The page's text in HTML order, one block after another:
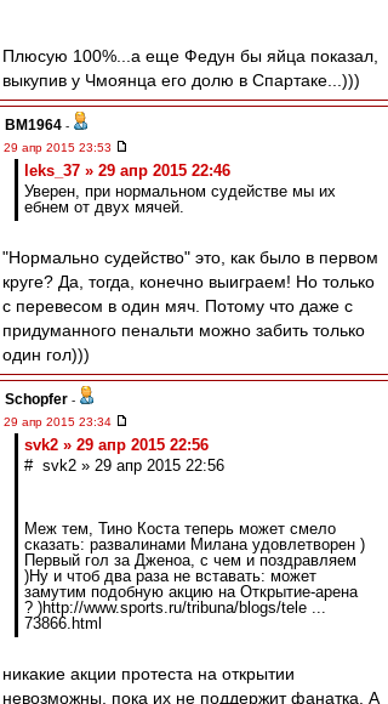
Плюсую 100%...а еще Федун бы яйца показал,
выкупив у Чмоянца его долю в Спартаке...)))
BM1964 -
29 апр 2015 23:53
leks_37 » 29 апр 2015 22:46
Уверен, при нормальном судействе мы их
ебнем от двух мячей.
"Нормально судейство" это, как было в первом
круге? Да, тогда, конечно выиграем! Но только
с перевесом в один мяч. Потому что даже с
придуманного пенальти можно забить только
один гол)))
Schopfer -
29 апр 2015 23:34
svk2 » 29 апр 2015 22:56
# svk2 » 29 апр 2015 22:56
Меж тем, Тино Коста теперь может смело
сказать: развалинами Милана удовлетворен )
Первый гол за Дженоа, с чем и поздравляем
)Ну и чтоб два раза не вставать: может
замутим подобную акцию на Открытие-арена
? )http://www.sports.ru/tribuna/blogs/tele ...
73866.html
никакие акции протеста на открытии
невозможны, пока их не поддержит фанатка. А